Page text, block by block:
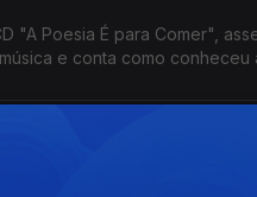
"A Poesia É para Comer",
e conta como conheceu